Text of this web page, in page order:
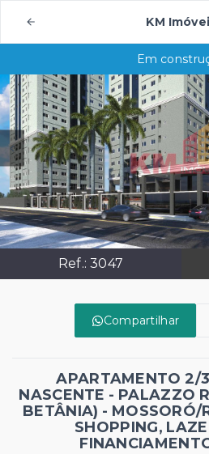
KM
Ref.: 3047
Em
Compartilhar
APARTAMENTO 2/
NASCENTE - PALAZZO
BETÂNIA) - MOSSORÓ/
SHOPPING,